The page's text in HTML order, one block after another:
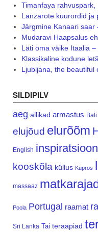
Timanfaya
Lanzarote kuurordid ja
Järgmine Kanaari saar
Mudaravi Haapsalus
Läti oma väike Itaalia –
Klassikaline kodune
Ljubljana, the beautiful
SILDIPILV
aeg allikad armastus Bali
elujõud elurõõm
English inspiratsioon
kooskõla küllus Küpros
massaaz
Poola Portugal raamat
Sri Lanka Tai teraapiad